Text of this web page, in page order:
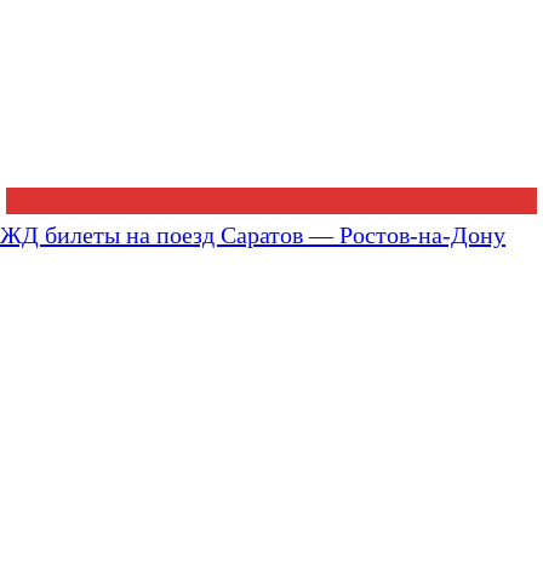
ЖД билеты на поезд Саратов — Ростов-на-Дону